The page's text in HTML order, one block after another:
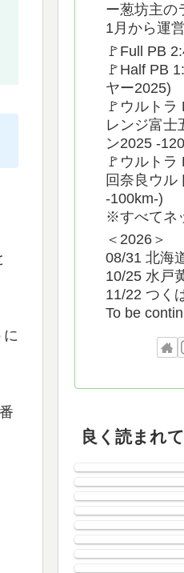
ー葱坊主の
1月から運
🚩Full PB
🚩Half PB
ヤー2025)
🚩ウルト
レンジ富士
ン2025 -
🚩ウルト
回奈良ウル
-100km-)
※すべてネ
＜2026＞
08/31 北海
10/25 水戸
11/22 つく
To be
良く読まれ